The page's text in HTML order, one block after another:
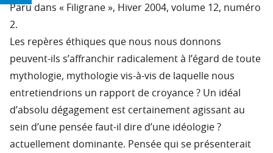
Paru dans « Filigrane », Hiver 2004, volume 12, numéro
2.
Les repères éthiques que nous nous donnons
peuvent-ils s’affranchir radicalement à l’égard de toute
mythologie, mythologie vis-à-vis de laquelle nous
entretiendrions un rapport de croyance ? Un idéal
d’absolu dégagement est certainement agissant au
sein d’une pensée faut-il dire d’une idéologie ?
actuellement dominante. Pensée qui se présenterait